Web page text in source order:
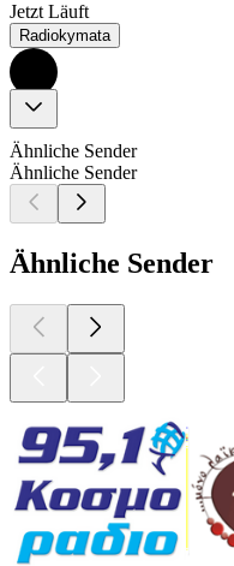
Jetzt Läuft
Radiokymata
Ähnliche Sender
Ähnliche Sender
Ähnliche Sender